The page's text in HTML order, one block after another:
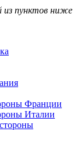
пунктов ниже
Франции
Италии